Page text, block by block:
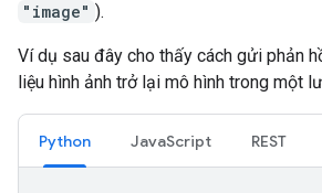
"image" ).
Ví dụ sau đây cho thấy cách gửi phản
liệu hình ảnh trở lại mô hình trong một
Python JavaScript REST